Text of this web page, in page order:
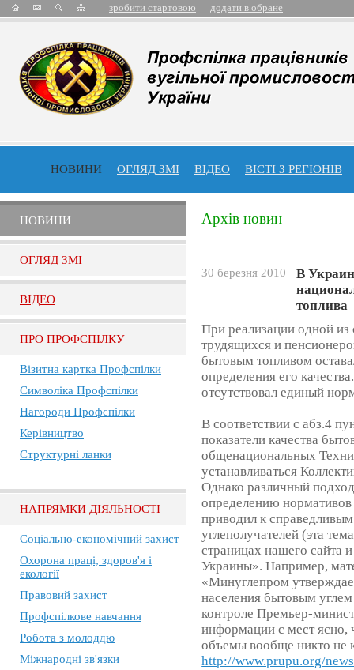
зробити стартовою додати в обране
НОВИНИ ОГЛЯД ЗМІ ВІДЕО ВІСТІ З РЕГІОНІВ
НОВИНИ
ОГЛЯД ЗМI
ВIДЕО
ПРО ПРОФСПIЛКУ
Візитна картка Профспілки
Символіка Профспілки
Нагороди Профспілки
Керівництво
Структурні ланки
НАПРЯМКИ ДІЯЛЬНОСТІ
Соціально-економічний захист
Охорона праці, здоров'я і
екології
Правовий захист
Профспілкове навчання
Робота з молоддю
Міжнародні зв'язки
Архів новин
30 березня 2010
В
топлива
При реализации одной из
трудящихся и
бытовым топливом
определения его
отсутствовал единый
В соответствии с абз.4
показатели качества
общенациональных
устанавливаться
Однако различный
определению нормативов
приводил к
углеполучателей (эта
страницах нашего сайта
Украины». Например,
«Минуглепром
населения бытовым
контроле Премьер-
информации с мест ясно,
объемы вообще никто не
http://www.prupu.org/